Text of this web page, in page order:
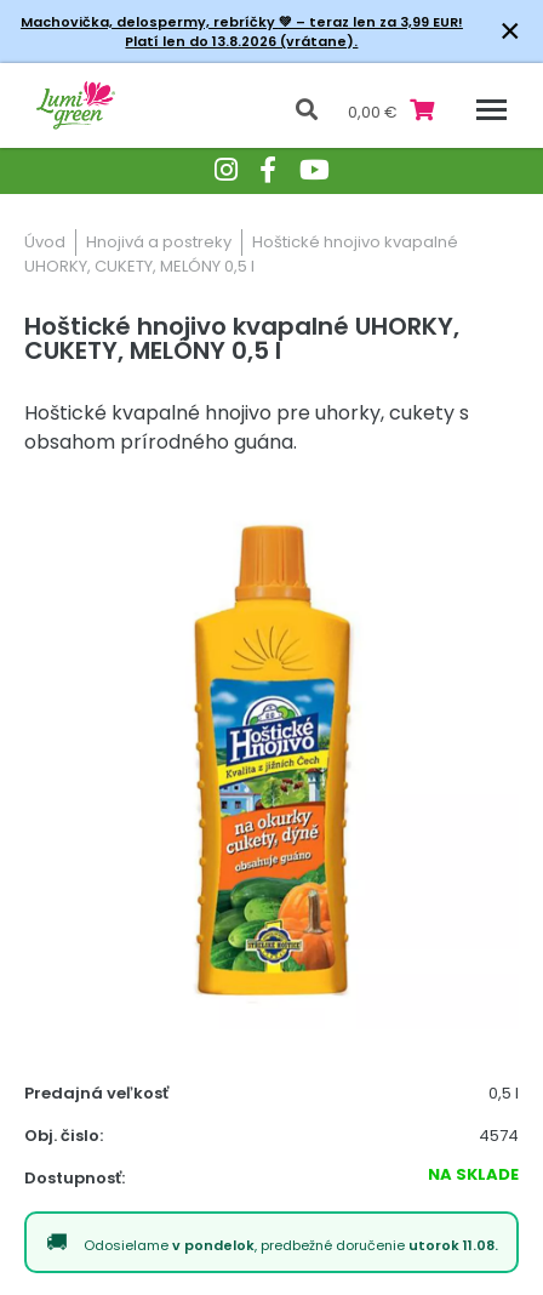
Machovička, delospermy, rebríčky💚 – teraz len za 3,99 EUR!
Platí len do 13.8.2026 (vrátane).
×
0,00 €
Úvod Hnojivá a postreky
Hoštické hnojivo kvapalné
UHORKY, CUKETY, MELÓNY 0,5 l
Hoštické hnojivo kvapalné UHORKY,
CUKETY, MELÓNY 0,5 l
Hoštické kvapalné hnojivo pre uhorky, cukety s
obsahom prírodného guána.
Predajná veľkosť
0,5 l
Obj. čislo:
4574
Dostupnosť:
NA SKLADE
Odosielamev pondelok, predbežné doručenie utorok 11.08.